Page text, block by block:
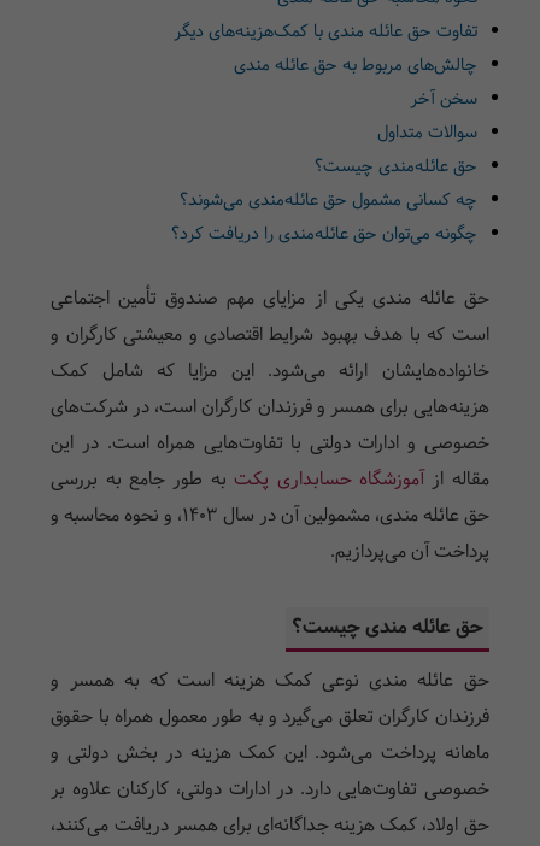
تفاوت حق عائله مندی با کمک‌هزینه‌های دیگر
چالش‌های مربوط به حق عائله مندی
سخن آخر
سوالات متداول
حق عائله‌مندی چیست؟
چه کسانی مشمول حق عائله‌مندی می‌شوند؟
چگونه می‌توان حق عائله‌مندی را دریافت کرد؟
حق عائله مندی یکی از مزایای مهم صندوق تأمین اجتماعی
است که با هدف بهبود شرایط اقتصادی و معیشتی کارگران و
خانواده‌هایشان ارائه می‌شود. این مزایا که شامل کمک
هزینه‌هایی برای همسر و فرزندان کارگران است، در شرکت‌های
خصوصی و ادارات دولتی با تفاوت‌هایی همراه است. در این
مقاله ازآموزشگاه حسابداری پکت به طور جامع به بررسی
حق عائله مندی، مشمولین آن در سال ۱۴۰۳، و نحوه محاسبه و
پرداخت آن می‌پردازیم.
حق عائله مندی چیست؟
حق عائله مندی نوعی کمک هزینه است که به همسر و
فرزندان کارگران تعلق می‌گیرد و به طور معمول همراه با حقوق
ماهانه پرداخت می‌شود. این کمک هزینه در بخش دولتی و
خصوصی تفاوت‌هایی دارد. در ادارات دولتی، کارکنان علاوه بر
حق اولاد، کمک هزینه جداگانه‌ای برای همسر دریافت می‌کنند،